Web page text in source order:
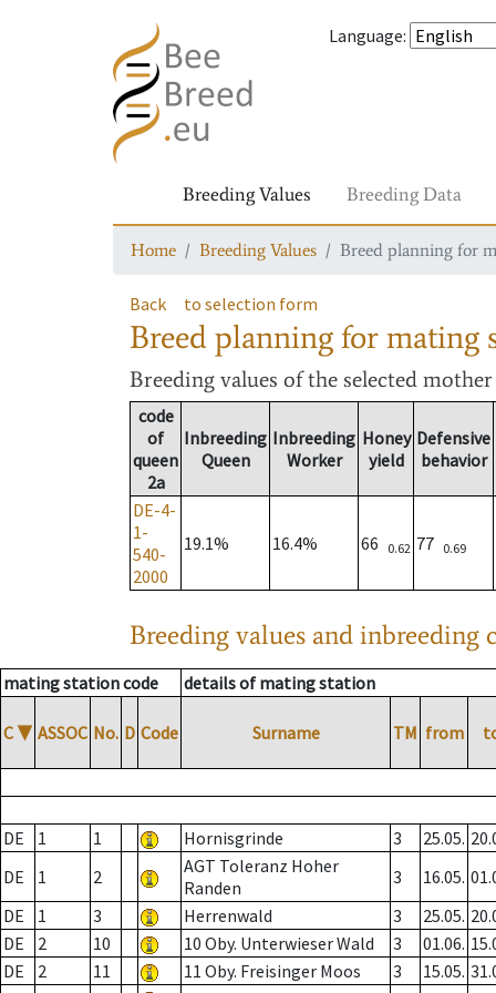
Language:
Breeding Values Breeding Data
Home Breeding Values Breed planning for
Back to selection form
Breed planning for mating
Breeding values of the selected
code
of
queen
2a
Inbreeding
Queen
Inbreeding
Worker
Honey
yield
Defensive
behavior
DE-4-
1-
540-
2000
19.1% 16.4% 66 0.62 77 0.69
Breeding values and inbreeding
mating station code details of mating station
C ▼ ASSOC No. D Code Surname TM from
DE 1 1 Hornisgrinde 3 25.05.
DE
1 2
AGT Toleranz Hoher
Randen
3 16.05.
DE
1 3 Herrenwald 3 25.05.
DE
2 10 10 Oby. Unterwieser Wald 3 01.06.
DE
2 11 11 Oby. Freisinger Moos 3 15.05.